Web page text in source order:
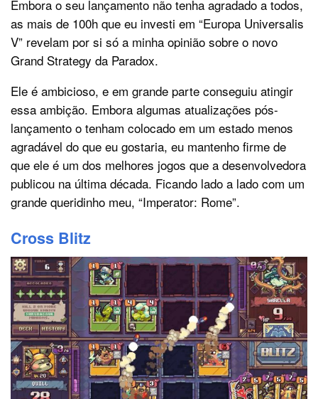
Embora o seu lançamento não tenha agradado a todos,
as mais de 100h que eu investi em “Europa Universalis
V” revelam por si só a minha opinião sobre o novo
Grand Strategy da Paradox.
Ele é ambicioso, e em grande parte conseguiu atingir
essa ambição. Embora algumas atualizações pós-
lançamento o tenham colocado em um estado menos
agradável do que eu gostaria, eu mantenho firme de
que ele é um dos melhores jogos que a desenvolvedora
publicou na última década. Ficando lado a lado com um
grande queridinho meu, “Imperator: Rome”.
Cross Blitz